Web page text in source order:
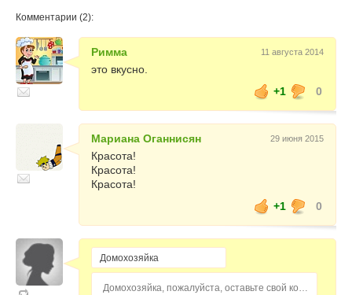
Комментарии (2):
Римма 11 августа 2014
это вкусно.
+1
0
Мариана Оганнисян 29 июня 2015
Красота!
Красота!
Красота!
+1
0
Домохозяйка, пожалуйста, оставьте свой комментарий...